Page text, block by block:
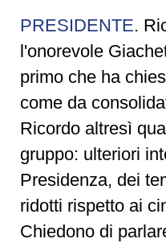
PRESIDENTE.
l'onorevole
primo che ha
come da
Ricordo altresì
gruppo: ulteriori
Presidenza, dei
ridotti rispetto ai
Chiedono di